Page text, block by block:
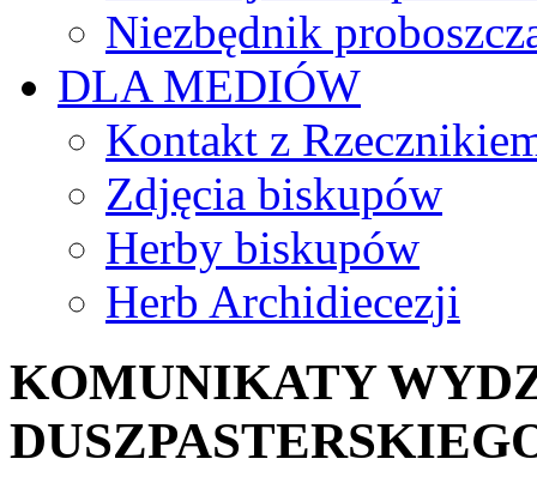
Niezbędnik
DLA MEDIÓW
Kontakt z
Zdjęcia biskupów
Herby biskupów
Herb Archidiecezji
KOMUNIKATY